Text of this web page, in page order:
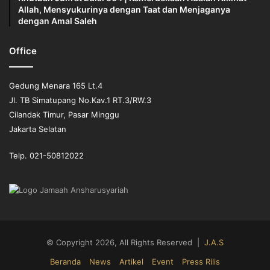
halal, seperti korupsi (mencuri), kolusi, manipulasi,
penipuan, riba, dan lain sebagainya. Hal yang sama
ketentuan agama, seperti jual-beli produk-produk
diharamkan, minuman keras, menyediakan sarana maksiat,
hiburan buka aurat, lokalisasi pelacuran, usaha-usaha yang
mengandung riba, dan masih banyak lagi.
Dalam hadist disebutkan, 
(menyambung persaudaraan) atau bersedekah atau
menghimpun seluruhnya itu, kemudian Dia melemparkan
Dalam hadist lain dikatakan sebagai berikut: Barangsiapa
Allah, Mensyukurinya dengan Taat dan Menjaganya
dengan Amal Saleh
Office
Gedung Menara 165 Lt.4
Jl. TB Simatupang No.Kav.1 RT.3/RW.3
Cilandak Timur, Pasar Minggu
Jakarta Selatan
Telp. 021-50812022
© Copyright 2026, All Rights Reserved | J.A.S
Beranda
News Artikel Event Press Rilis